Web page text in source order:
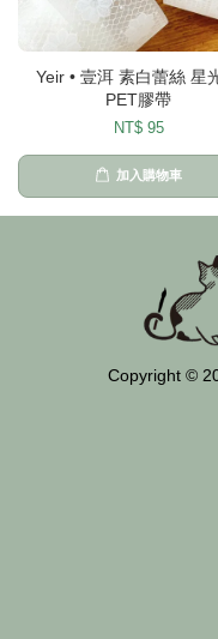
Yeir • 壹洱 素白蕾絲 星
PET膠帶
NT$ 95
加入購物車
Copyright ©